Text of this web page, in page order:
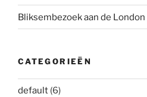
Bliksembezoek aan de
CATEGORIEËN
default (6)